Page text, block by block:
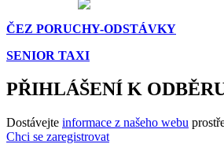
ČEZ PORUCHY-ODSTÁVKY
SENIOR TAXI
PŘIHLÁŠENÍ K
Dostávejte informace z našeho webu
Chci se zaregistrovat